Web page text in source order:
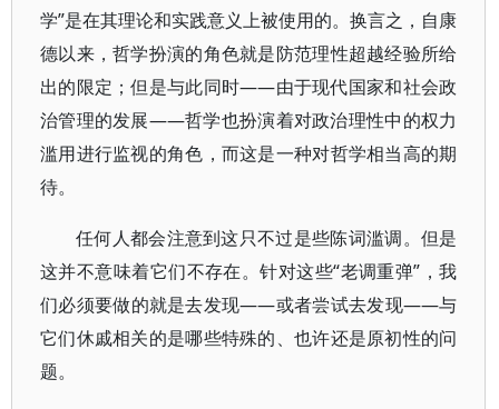
学”是在其理论和实践意义上被使用的。换言之，自康
德以来，哲学扮演的角色就是防范理性超越经验所给
出的限定；但是与此同时——由于现代国家和社会政
治管理的发展——哲学也扮演着对政治理性中的权力
滥用进行监视的角色，而这是一种对哲学相当高的期
待。
任何人都会注意到这只不过是些陈词滥调。但是
这并不意味着它们不存在。针对这些“老调重弹”，我
们必须要做的就是去发现——或者尝试去发现——与
它们休戚相关的是哪些特殊的、也许还是原初性的问
题。